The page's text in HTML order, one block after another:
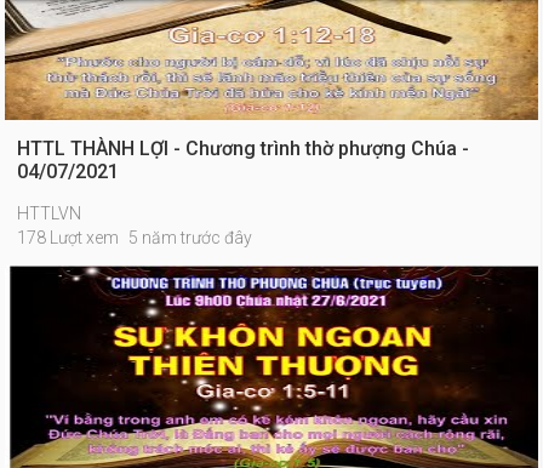
HTTL THÀNH LỢI - Chương trình thờ phượng Chúa -
04/07/2021
HTTLVN
178 Lượt xem
5 năm trước đây